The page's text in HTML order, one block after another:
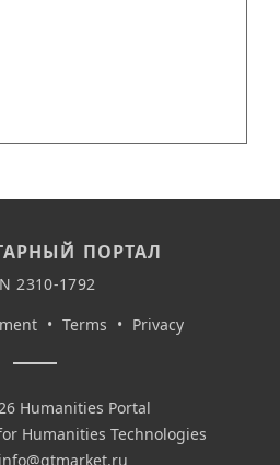
ПОРТАЛ
2310-1792
• Terms • Privacy
Humanities Portal
Humanities Technologies
info@gtmarket.ru